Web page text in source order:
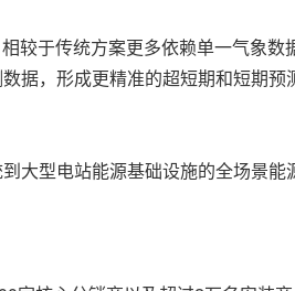
较于传统方案更多依赖单一气象
据，形成更精准的超短期和短期
大型电站能源基础设施的全场景能